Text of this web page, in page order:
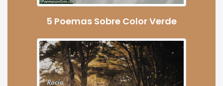
5 Poemas Sobre Color Verde